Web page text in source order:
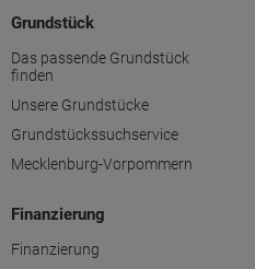
Grundstück
Das passende Grundstück
finden
Unsere Grundstücke
Grundstückssuchservice
Mecklenburg-Vorpommern
Finanzierung
Finanzierung